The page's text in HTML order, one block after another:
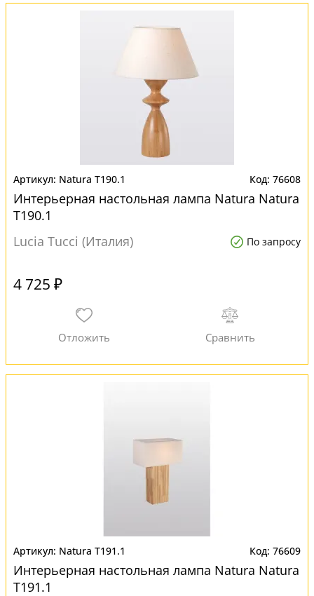
Natura T190.1 76608
Интерьерная настольная лампа Natura Natura
T190.1
Lucia Tucci (Италия)
По запросу
4 725 ₽
Natura T191.1 76609
Интерьерная настольная лампа Natura Natura
T191.1